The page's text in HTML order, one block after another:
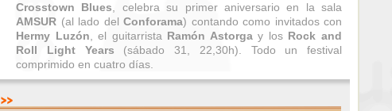
Crosstown Blues , celebra su primer aniversario en la sala
AMSUR (al lado del Conforama) contando como invitados con
Hermy Luzón , el guitarrista Ramón Astorgay los Rock and
Roll Light Years (sábado 31, 22,30h). Todo un festival
comprimido en cuatro días.